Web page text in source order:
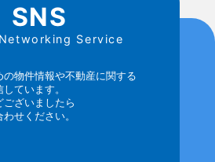
SNS
Service
の物件情報や不動産に関する
ています。
ざいましたら
せください。